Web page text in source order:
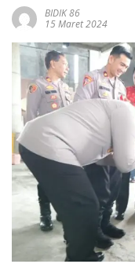
BIDIK 86
15 Maret 2024